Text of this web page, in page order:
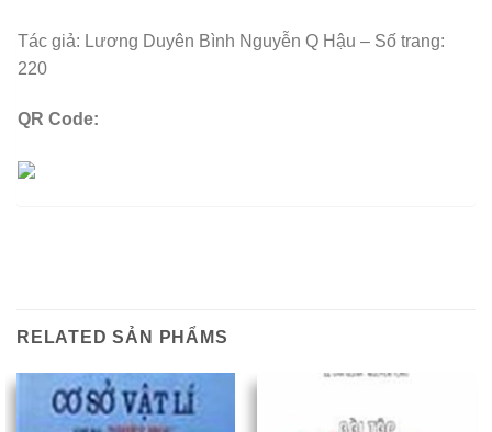
Tác giả: Lương Duyên Bình Nguyễn Q Hậu – Số trang:
220
QR Code:
RELATED SẢN PHẨMS